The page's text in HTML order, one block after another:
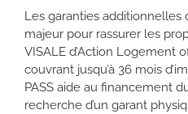
Les garanties
majeur pour rassurer les
VISALE d’Action Logement
couvrant jusqu’à 36 mois
PASS aide au financement
recherche d’un garant